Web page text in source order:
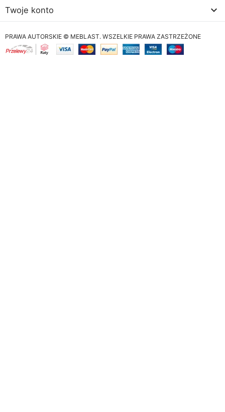
Twoje konto 
PRAWA AUTORSKIE © MEBLAST. WSZELKIE PRAWA ZASTRZEŻONE